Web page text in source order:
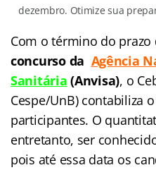
dezembro. Otimize sua
Com o término do prazo
concurso da Agência
Sanitária (Anvisa), o
Cespe/UnB) contabiliza
participantes. O
entretanto, ser
pois até essa data os